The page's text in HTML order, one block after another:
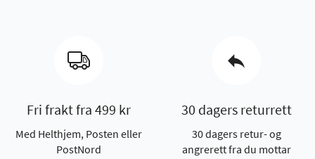
Fri frakt fra 499 kr
Med Helthjem, Posten eller
PostNord
30 dagers returrett
30 dagers retur- og
angrerett fra du mottar